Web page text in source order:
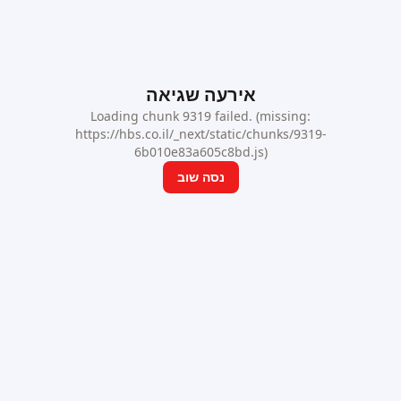
אירעה שגיאה
Loading chunk 9319 failed. (missing:
https://hbs.co.il/_next/static/chunks/9319-
6b010e83a605c8bd.js)